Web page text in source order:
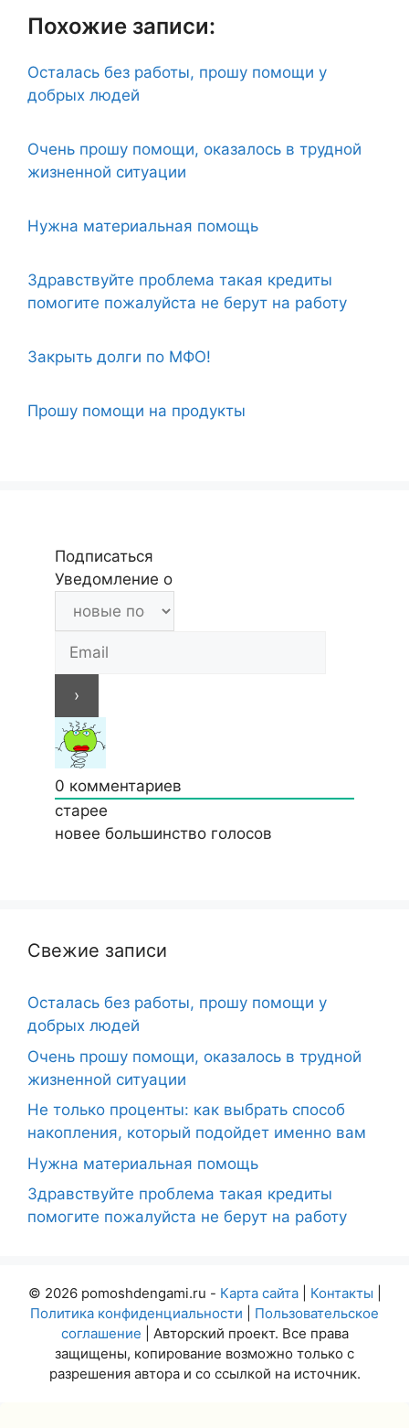
Похожие записи:
Осталась без работы, прошу помощи у
добрых людей
Очень прошу помощи, оказалось в трудной
жизненной ситуации
Нужна материальная помощь
Здравствуйте проблема такая кредиты
помогите пожалуйста не берут на работу
Закрыть долги по МФО!
Прошу помощи на продукты
Подписаться
Уведомление о
0 комментариев
старее
новее большинство голосов
Свежие записи
Осталась без работы, прошу помощи у
добрых людей
Очень прошу помощи, оказалось в трудной
жизненной ситуации
Не только проценты: как выбрать способ
накопления, который подойдет именно вам
Нужна материальная помощь
Здравствуйте проблема такая кредиты
помогите пожалуйста не берут на работу
© 2026 pomoshdengami.ru - Карта сайта| Контакты
Политика конфиденциальности
Пользовательское
соглашение | Авторский проект. Все права
защищены, копирование возможно только с
разрешения автора и со ссылкой на источник.